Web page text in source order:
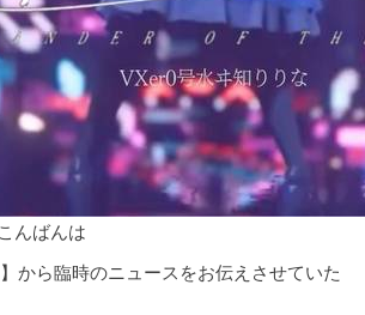
んばんは
から臨時のニュースをお伝えさせていた